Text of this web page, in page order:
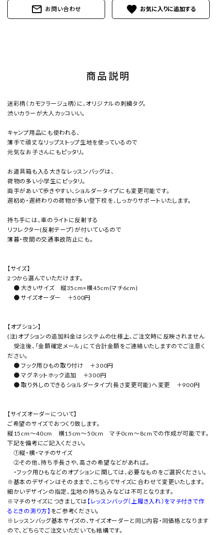
mail_outline お問い合わせ favorite
商品説明
迷彩柄（カモフラージュ柄）に、オリジナルの刺繍タグ。
渋いカラーが大人カッコいい。
キャンプ用品にも使われる、
薄手で頑丈なリップストップ生地を使っているので
元気なお子さんにもピッタリ。
お道具箱も入る大きなレッスンバッグは、
荷物の多い小学生にピッタリ。
両手があいて歩きやすい、ショルダータイプにも変更可能です。
週初め・週終わりの荷物が多い登下校を、しっかりサポートいたします。
持ち手には、車のライトに反射する
リフレクター(反射テープ）が付いているので
薄暮・夜間の交通事故防止にも。
【サイズ】
2つから選んでいただけます。
● 大きいサイズ 縦35cm×横45cm(マチ6cm)
● サイズオーダー ＋500円
【オプション】
(注)オプションの追加料金はシステムの仕様上、ご注文時に反映されません
受注後、「金額確定メール」にて合計金額をご連絡いたしますのでご注意く
ださい。
● フック用ひもの取り付け ＋300円
● マグネットホック追加 ＋300円
● 取り外しのできるショルダータイプ(長さ変更可能)へ変更 ＋900円
【サイズオーダーについて】
ご希望のサイズでおつくり致します。
縦15cm～40cm 横15cm～50cm マチ0cm～8cmでの作成が可能です。
下記を備考にご記入ください。
①縦・横・マチのサイズ
②その他、持ち手長さや、高さの希望などがあれば。
・フック用ひもなどのオプションに関しては、必要なものをご選択ください。
※基本のデザインはそのままで、こちらでサイズに合わせて変更いたします。
細かいデザインの指定、生地の持ち込みなどは不可となります。
※マチのサイズにつきましては 【レッスンバッグ（上履き入れ）をマチ付きで作
るときの測り方】 をご参考ください。
※レッスンバッグ基本サイズの、サイズオーダーと同じ内容・同価格となります
ので、どちらでご注文いただいても結構です。